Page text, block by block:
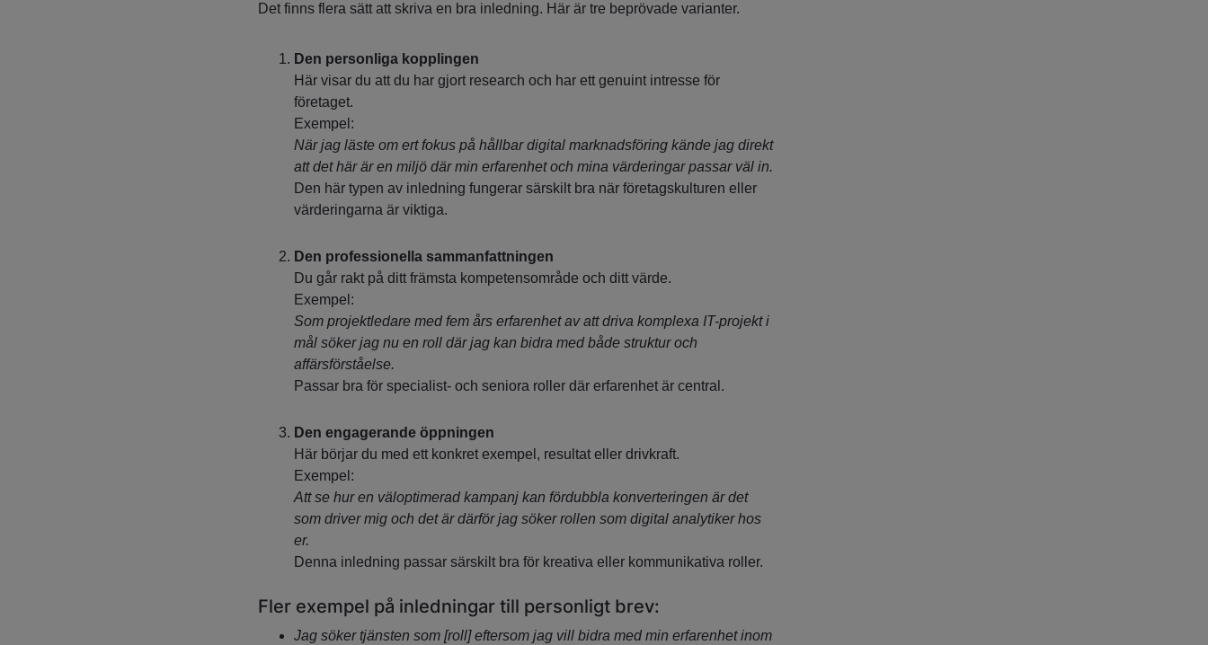
Det finns flera sätt att skriva en bra inledning. Här är tre beprövade varianter.
Den personliga kopplingen
Här visar du att du har gjort research och har ett genuint intresse för
företaget.
Exempel:
När jag läste om ert fokus på hållbar digital marknadsföring kände jag direkt
att det här är en miljö där min erfarenhet och mina värderingar passar väl in.
Den här typen av inledning fungerar särskilt bra när företagskulturen eller
värderingarna är viktiga.
Den professionella sammanfattningen
Du går rakt på ditt främsta kompetensområde och ditt värde.
Exempel:
Som projektledare med fem års erfarenhet av att driva komplexa IT-projekt i
mål söker jag nu en roll där jag kan bidra med både struktur och
affärsförståelse.
Passar bra för specialist- och seniora roller där erfarenhet är central.
Den engagerande öppningen
Här börjar du med ett konkret exempel, resultat eller drivkraft.
Exempel:
Att se hur en väloptimerad kampanj kan fördubbla konverteringen är det
som driver mig och det är därför jag söker rollen som digital analytiker hos
er.
Denna inledning passar särskilt bra för kreativa eller kommunikativa roller.
Fler exempel på inledningar till personligt brev:
Jag söker tjänsten som [roll] eftersom jag vill bidra med min erfarenhet inom